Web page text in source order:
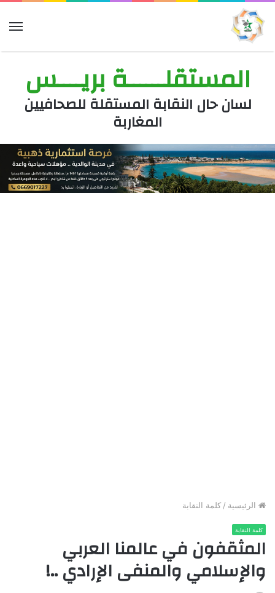
المستقلــــــة بريــــس
لسان حال النقابة المستقلة للصحافيين
المغاربة
الرئيسية / كلمة النقابة
كلمة النقابة
المثقفون في عالمنا العربي
والإسلامي والمنفى الإرادي ..!